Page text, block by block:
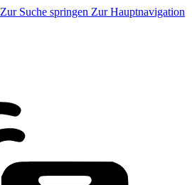
Zur Suche springen Zur Hauptnavigation